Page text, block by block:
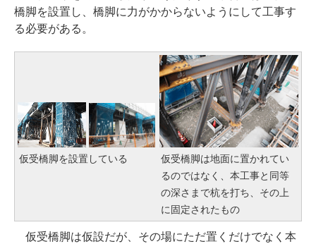
橋脚を設置し、橋脚に力がかからないようにして工事す
る必要がある。
仮受橋脚を設置している
仮受橋脚は地面に置かれてい
るのではなく、本工事と同等
の深さまで杭を打ち、その上
に固定されたもの
仮受橋脚は仮設だが、その場にただ置くだけでなく本